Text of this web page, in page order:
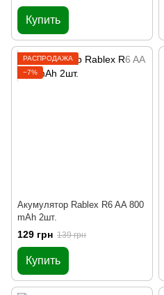
Купить
РАСПРОДАЖА
−7%
Акумулятор Rablex R6 AA 800
mAh 2шт.
129 грн 139 грн
Купить